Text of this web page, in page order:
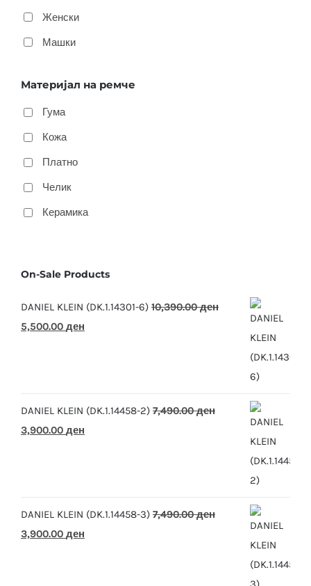
Женски
Машки
Материјал на ремче
Гума
Кожа
Платно
Челик
Керамика
On-Sale Products
DANIEL KLEIN (DK.1.14301-6) 10,390.00ден
Original
5,500.00 ден
DANIEL KLEIN (DK.1.14458-2) 7,490.00ден
Original
3,900.00 ден
DANIEL KLEIN (DK.1.14458-3) 7,490.00ден
Original
3,900.00 ден